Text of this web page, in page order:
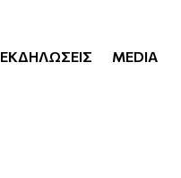
ΕΚΔΗΛΏΣΕΙΣ MEDIA